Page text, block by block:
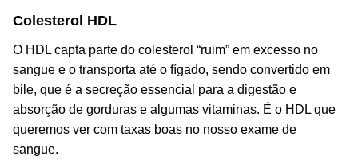
Colesterol HDL
O HDL capta parte do colesterol “ruim” em excesso no
sangue e o transporta até o fígado, sendo convertido em
bile, que é a secreção essencial para a digestão e
absorção de gorduras e algumas vitaminas. É o HDL que
queremos ver com taxas boas no nosso exame de
sangue.